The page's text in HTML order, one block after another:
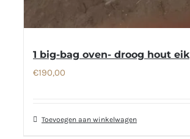
1 big-bag oven- droog hout eik
€190,00
Toevoegen aan winkelwagen